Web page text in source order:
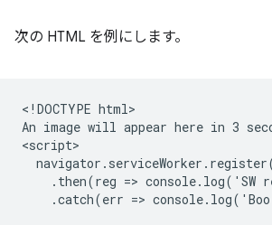
次の HTML を例にします。
<!DOCTYPE html>
An image will appear here in 3
<script>
.then(reg => console.log('SW
.catch(err =>